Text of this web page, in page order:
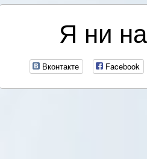
Я ни
Вконтакте Facebook